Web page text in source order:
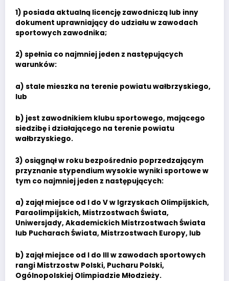
1) posiada aktualną licencję zawodniczą lub inny
dokument uprawniający do udziału w zawodach
sportowych zawodnika;
2) spełnia co najmniej jeden z następujących
warunków:
a) stale mieszka na terenie powiatu wałbrzyskiego,
lub
b) jest zawodnikiem klubu sportowego, mającego
siedzibę i działającego na terenie powiatu
wałbrzyskiego.
3) osiągnął w roku bezpośrednio poprzedzającym
przyznanie stypendium wysokie wyniki sportowe w
tym co najmniej jeden z następujących:
a) zajął miejsce od I do V w Igrzyskach Olimpijskich,
Paraolimpijskich, Mistrzostwach Świata,
Uniwersjady, Akademickich Mistrzostwach Świata
lub Pucharach Świata, Mistrzostwach Europy, lub
b) zajął miejsce od I do III w zawodach sportowych
rangi Mistrzostw Polski, Pucharu Polski,
Ogólnopolskiej Olimpiadzie Młodzieży.